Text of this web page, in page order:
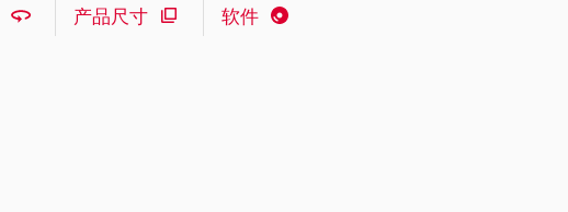
产品尺寸 软件